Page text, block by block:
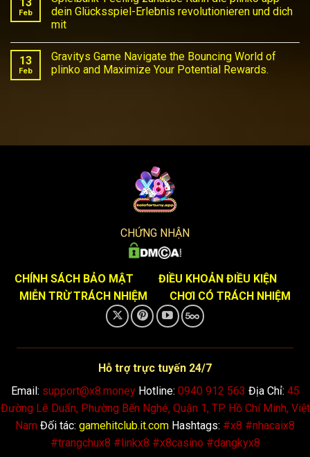
Зеркало.18823
(2)
Novos
Patamares
com
Sua
Próxima
Aventura
Começa
Gravitys
Gamble
Master
Art
of
plinko
gambling
13
Feb
dein Glücksspiel-Erlebnis revolutionieren und dich
mit
on
Spielbank-
Feeling
Erlebnis
13
Feb
Gravitys Game Navigate the Bouncing World of
plinko and Maximize Your Potential Rewards.
Bouncing
CHỨNG NHẬN
CHÍNH SÁCH BẢO MẬT
ĐIỀU KHOẢN ĐIỀU KIỆN
MIỄN TRỪ TRÁCH NHIỆM
CHƠI CÓ TRÁCH NHIỆM
Hỗ trợ trực tuyến 24/7
Email: support@x8.moneyHotline: 0940 912 563 Địa Chỉ: 45
Đường Lê Duẩn, Phường Bến Nghé, Quận 1, TP. Hồ Chí Minh, Việt
Nam Đối tác: gamehitclub.it.com Hashtags: #x8 #nhacaix8
#trangchux8 #linkx8 #x8casino #dangkyx8